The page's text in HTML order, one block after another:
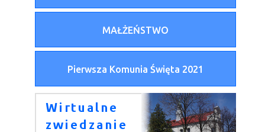
MAŁŻEŃSTWO
Pierwsza Komunia Święta 2021